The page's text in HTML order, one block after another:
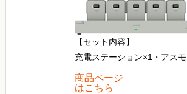
【セット内容】
充電ステーション×1・アス
商品ページ
はこちら